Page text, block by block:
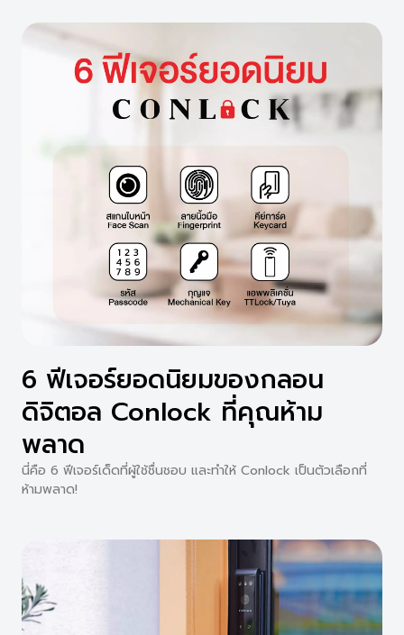
6 ฟีเจอร์ยอดนิยมของกลอน
ดิจิตอล Conlock ที่คุณห้าม
พลาด
นี่คือ 6 ฟีเจอร์เด็ดที่ผู้ใช้ชื่นชอบ และทำให้ Conlock เป็นตัวเลือกที่
ห้ามพลาด!